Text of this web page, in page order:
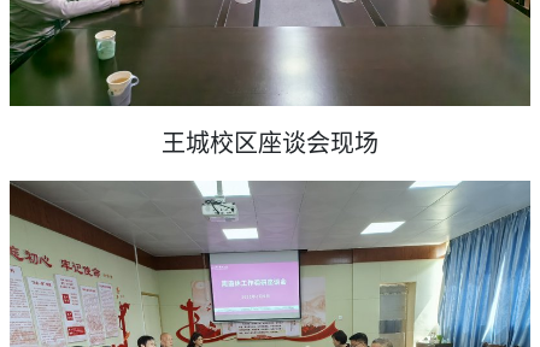
王城校区座谈会现场